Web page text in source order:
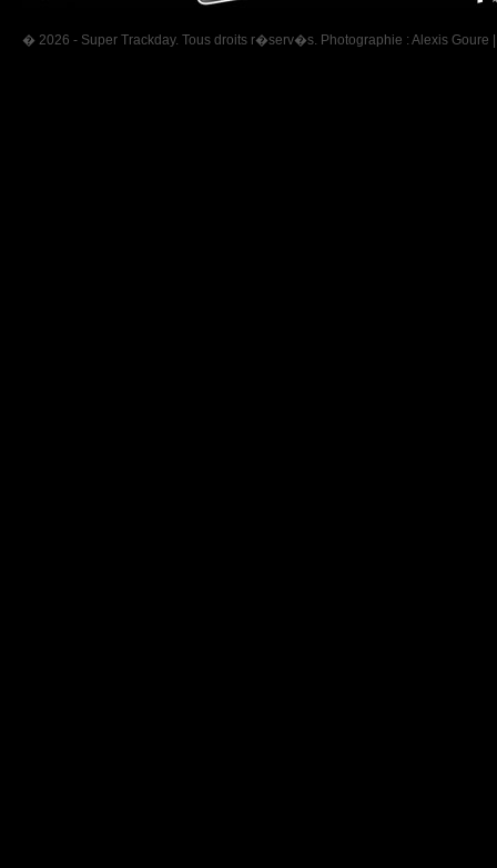
� 2026 - Super Trackday. Tous droits r�serv�s. Photographie : Alexis Goure